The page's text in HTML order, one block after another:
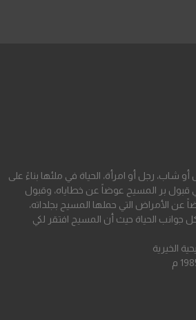
شاب، رجل أو امرأة، الحياة في ملئها بناءً على
قبول بر المسيح عوضاً عن خطاياه، وقبول
عن الأمراض التي حملها المسيح بجلداته،
جوانب الحياة حيث أن المسيح افتقر لكي
الخيرية